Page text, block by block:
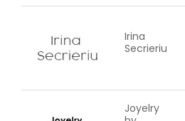
Irina
Secrieriu
Joyelry